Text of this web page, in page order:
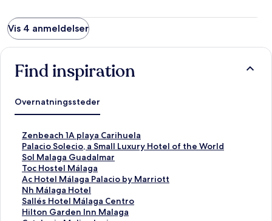
Vis 4 anmeldelser
Find inspiration
Overnatningssteder
Zenbeach 1A playa Carihuela
L
i
n
k
å
b
n
e
Palacio Solecio, a Small Luxury Hotel of the World
L
i
n
k
å
b
n
Sol Malaga Guadalmar
L
i
n
k
å
b
Toc Hostel Málaga
L
i
n
k
å
Ac Hotel Málaga Palacio by Marriott
L
i
n
k
Nh Málaga Hotel
L
i
n
Sallés Hotel Málaga Centro
L
iHilton Garden Inn Malaga
L